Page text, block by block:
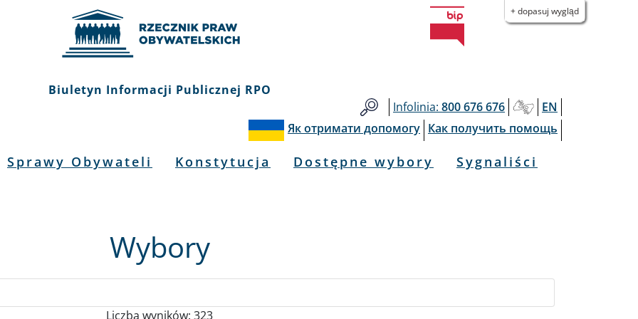
+ dopasuj wygląd
Biuletyn Informacji Publicznej RPO
Infolinia: 800 676 676
EN
Як отримати допомогу Как получить помощь
Sprawy Obywateli Konstytucja Dostępne wybory Sygnaliści
Wybory
Liczba wyników: 323